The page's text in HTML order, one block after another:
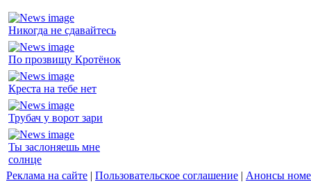
Никогда не сдавайтесь
По прозвищу Кротёнок
Креста на тебе нет
Трубач у ворот зари
Ты заслоняешь мне
солнце
Реклама на сайте | Пользовательское соглашение | Анонсы